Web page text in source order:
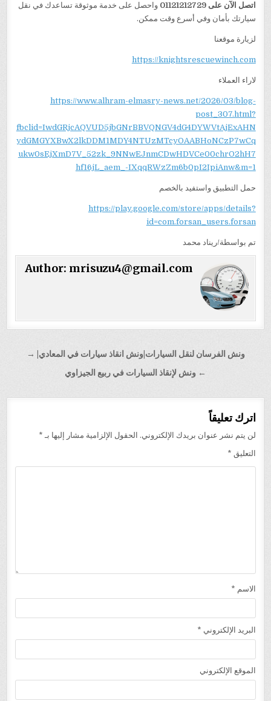
اتصل الآن على 01121212729
واحصل على خدمة موثوقة تساعدك في نقل
سيارتك بأمان وفي أسرع وقت ممكن.
لزيارة موقعنا
https://knightsrescuewinch.com
لاراء العملاء
https://www.alhram-elmasry-news.net/2026/03/blog-
post_307.html?
fbclid=IwdGRjcAQVUD5jbGNrBBVQNGV4dG4DYWVtAjExAHN
ydGMGYXBwX2lkDDM1MDY4NTUzMTcyOAABHoNCzP7wCq
ukw0sEjXmD7V_52zk_9NNwEJnmCDwHDVCe00chrO2hH7
hf16jL_aem_-IXqqRWzZm6b0pI2IpiAnw&m=1
حمل التطبيق واستفيد بالخصم
https://play.google.com/store/apps/details?
id=com.forsan_users.forsan
تم بواسطة/ريناد محمد
Author: mrisuzu4@gmail.com
تصفّح
ونش الفرسان لنقل السيارات|ونش انقاذ سيارات في المعادي| →
← ونش لإنقاذ السيارات في ربيع الجيزاوي
اترك تعليقاً
لن يتم نشر عنوان بريدك الإلكتروني. الحقول الإلزامية مشار إليها بـ *
التعليق *
الاسم *
البريد الإلكتروني *
الموقع الإلكتروني